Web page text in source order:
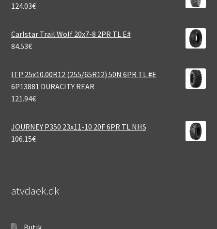
124.03€
Carlstar Trail Wolf 20x7-8 2PR TL E#
84.53€
ITP 25x10.00R12 (255/65R12) 50N 6PR TL #E
6P13881 DURACITY REAR
121.94€
JOURNEY P350 23x11-10 20F 6PR TL NHS
106.15€
atvdaek.dk